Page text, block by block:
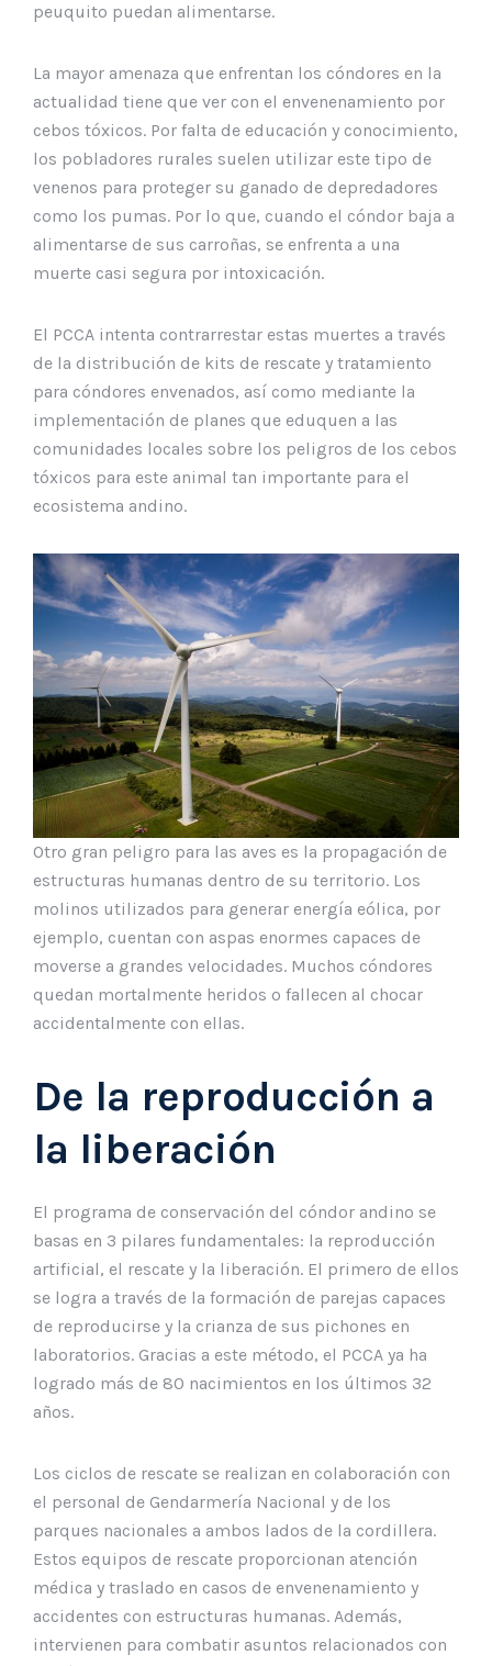
peuquito puedan alimentarse.
La mayor amenaza que enfrentan los cóndores en la
actualidad tiene que ver con el envenenamiento por
cebos tóxicos. Por falta de educación y conocimiento,
los pobladores rurales suelen utilizar este tipo de
venenos para proteger su ganado de depredadores
como los pumas. Por lo que, cuando el cóndor baja a
alimentarse de sus carroñas, se enfrenta a una
muerte casi segura por intoxicación.
El PCCA intenta contrarrestar estas muertes a través
de la distribución de kits de rescate y tratamiento
para cóndores envenados, así como mediante la
implementación de planes que eduquen a las
comunidades locales sobre los peligros de los cebos
tóxicos para este animal tan importante para el
ecosistema andino.
Otro gran peligro para las aves es la propagación de
estructuras humanas dentro de su territorio. Los
molinos utilizados para generar energía eólica, por
ejemplo, cuentan con aspas enormes capaces de
moverse a grandes velocidades. Muchos cóndores
quedan mortalmente heridos o fallecen al chocar
accidentalmente con ellas.
De la reproducción a
la liberación
El programa de conservación del cóndor andino se
basas en 3 pilares fundamentales: la reproducción
artificial, el rescate y la liberación. El primero de ellos
se logra a través de la formación de parejas capaces
de reproducirse y la crianza de sus pichones en
laboratorios. Gracias a este método, el PCCA ya ha
logrado más de 80 nacimientos en los últimos 32
años.
Los ciclos de rescate se realizan en colaboración con
el personal de Gendarmería Nacional y de los
parques nacionales a ambos lados de la cordillera.
Estos equipos de rescate proporcionan atención
médica y traslado en casos de envenenamiento y
accidentes con estructuras humanas. Además,
intervienen para combatir asuntos relacionados con